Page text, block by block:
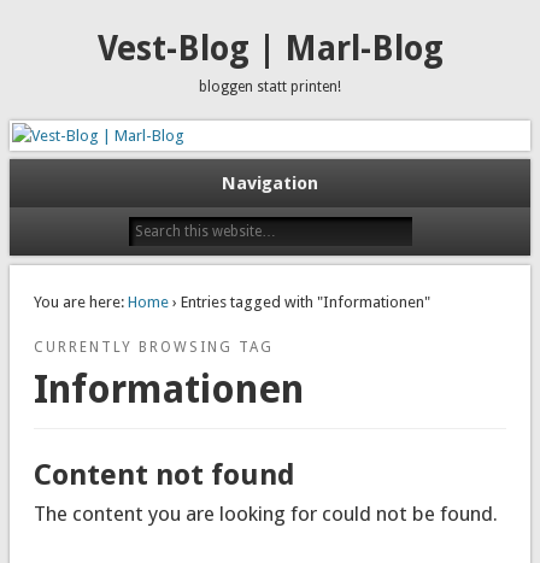
Vest-Blog | Marl-Blog
bloggen statt printen!
Navigation
You are here: Home› Entries tagged with "Informationen"
CURRENTLY BROWSING TAG
Informationen
Content not found
The content you are looking for could not be found.